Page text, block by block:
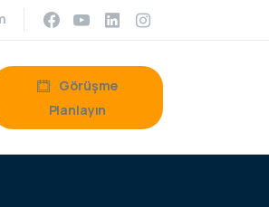
Görüşme
Planlayın